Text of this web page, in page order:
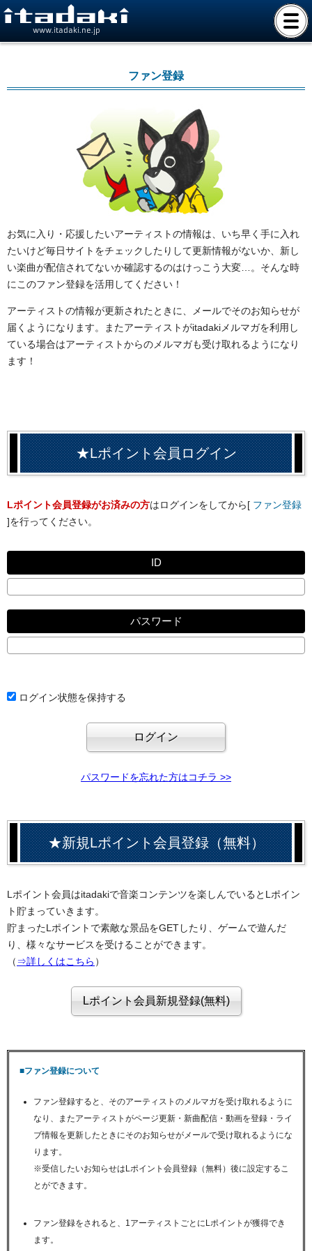
www.itadaki.ne.jp
ファン登録
お気に入り・応援したいアーティストの情報は、いち早く手に入れ
たいけど毎日サイトをチェックしたりして更新情報がないか、新し
い楽曲が配信されてないか確認するのはけっこう大変…。そんな時
にこのファン登録を活用してください！
アーティストの情報が更新されたときに、メールでそのお知らせが
届くようになります。またアーティストがitadakiメルマガを利用し
ている場合はアーティストからのメルマガも受け取れるようになり
ます！
★Lポイント会員ログイン
Lポイント会員登録がお済みの方はログインをしてから[ ファン登録
]を行ってください。
ID
パスワード
ログイン状態を保持する
パスワードを忘れた方はコチラ >>
★新規Lポイント会員登録（無料）
Lポイント会員はitadakiで音楽コンテンツを楽しんでいるとLポイン
ト貯まっていきます。
貯まったLポイントで素敵な景品をGETしたり、ゲームで遊んだ
り、様々なサービスを受けることができます。
（ ⇒詳しくはこちら ）
■ファン登録について
ファン登録すると、そのアーティストのメルマガを受け取れるように
なり、またアーティストがページ更新・新曲配信・動画を登録・ライ
ブ情報を更新したときにそのお知らせがメールで受け取れるようにな
ります。
※受信したいお知らせはLポイント会員登録（無料）後に設定するこ
とができます。
ファン登録をされると、1アーティストごとにLポイントが獲得でき
ます。